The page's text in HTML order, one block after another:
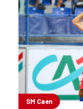
SM Caen